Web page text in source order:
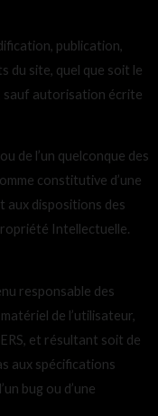
publication,
du site, quel que soit le
sauf autorisation écrite
de l’un quelconque des
constitutive d’une
dispositions des
Intellectuelle.
responsable des
de l’utilisateur,
et résultant soit de
aux spécifications
bug ou d’une